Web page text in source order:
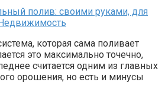
полив: своими руками, для
которая сама поливает
это максимально точечно,
считается одним из главных
орошения, но есть и минусы